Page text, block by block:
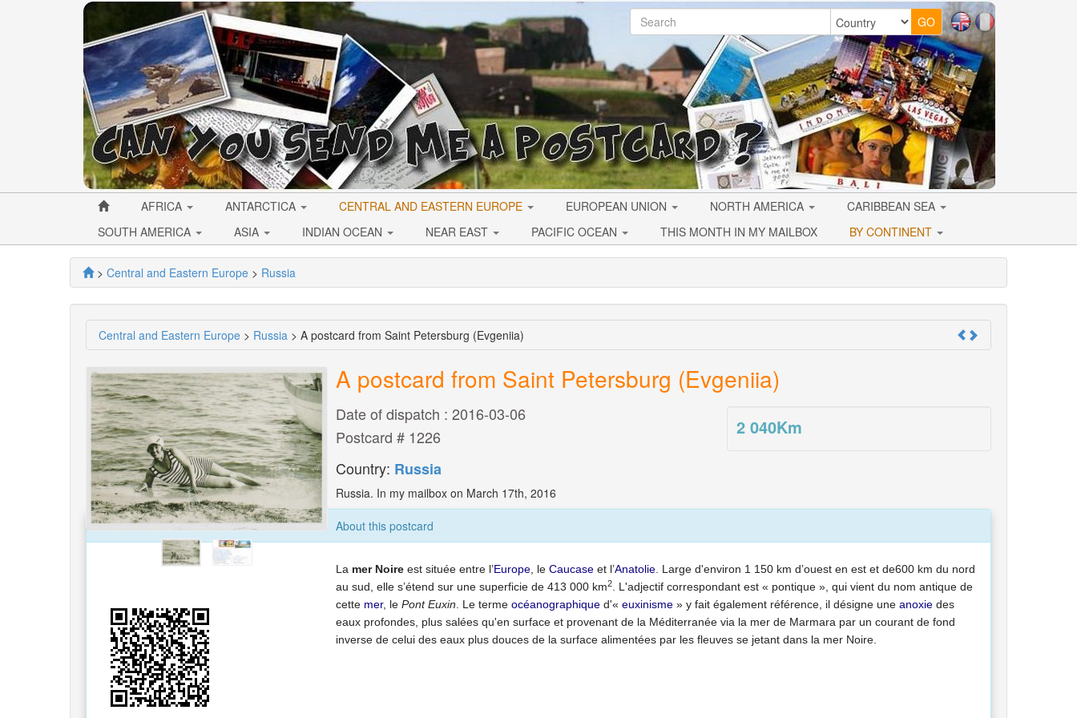
AFRICA ANTARCTICA CENTRAL AND EASTERN EUROPE EUROPEAN UNION NORTH AMERICA
CARIBBEAN SEA
SOUTH AMERICA
ASIA INDIAN OCEAN NEAR EAST PACIFIC OCEAN THIS MONTH IN MY MAILBOX BY CONTINENT
> Central and Eastern Europe > Russia
Central and Eastern Europe > Russia > A postcard from Saint Petersburg (Evgeniia)
A postcard from Saint Petersburg (Evgeniia)
2 040Km
Date of dispatch : 2016-03-06
Postcard # 1226
Country: Russia
Russia. In my mailbox on March 17th, 2016
About this postcard
La mer Noire est située entre l’Europe , le Caucase et l’Anatolie . Large d'environ 1 150 km d’ouest en est et de600 km du nord
au sud, elle s’étend sur une superficie de 413 000 km2
. L'adjectif correspondant est « pontique », qui vient du nom antique de
cette mer, le Pont Euxin . Le terme océanographique d'« euxinisme » y fait également référence, il désigne une anoxie des
eaux profondes, plus salées qu'en surface et provenant de la Méditerranée via la mer de Marmara par un courant de fond
inverse de celui des eaux plus douces de la surface alimentées par les fleuves se jetant dans la mer Noire.